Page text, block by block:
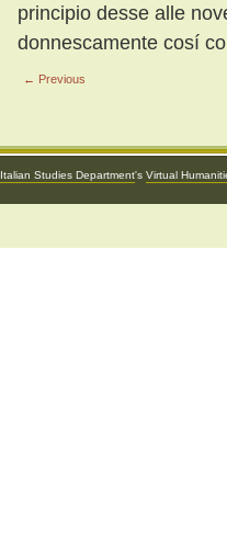
principio desse alle
donnescamente cosí
← Previous
Italian Studies Department's Virtual